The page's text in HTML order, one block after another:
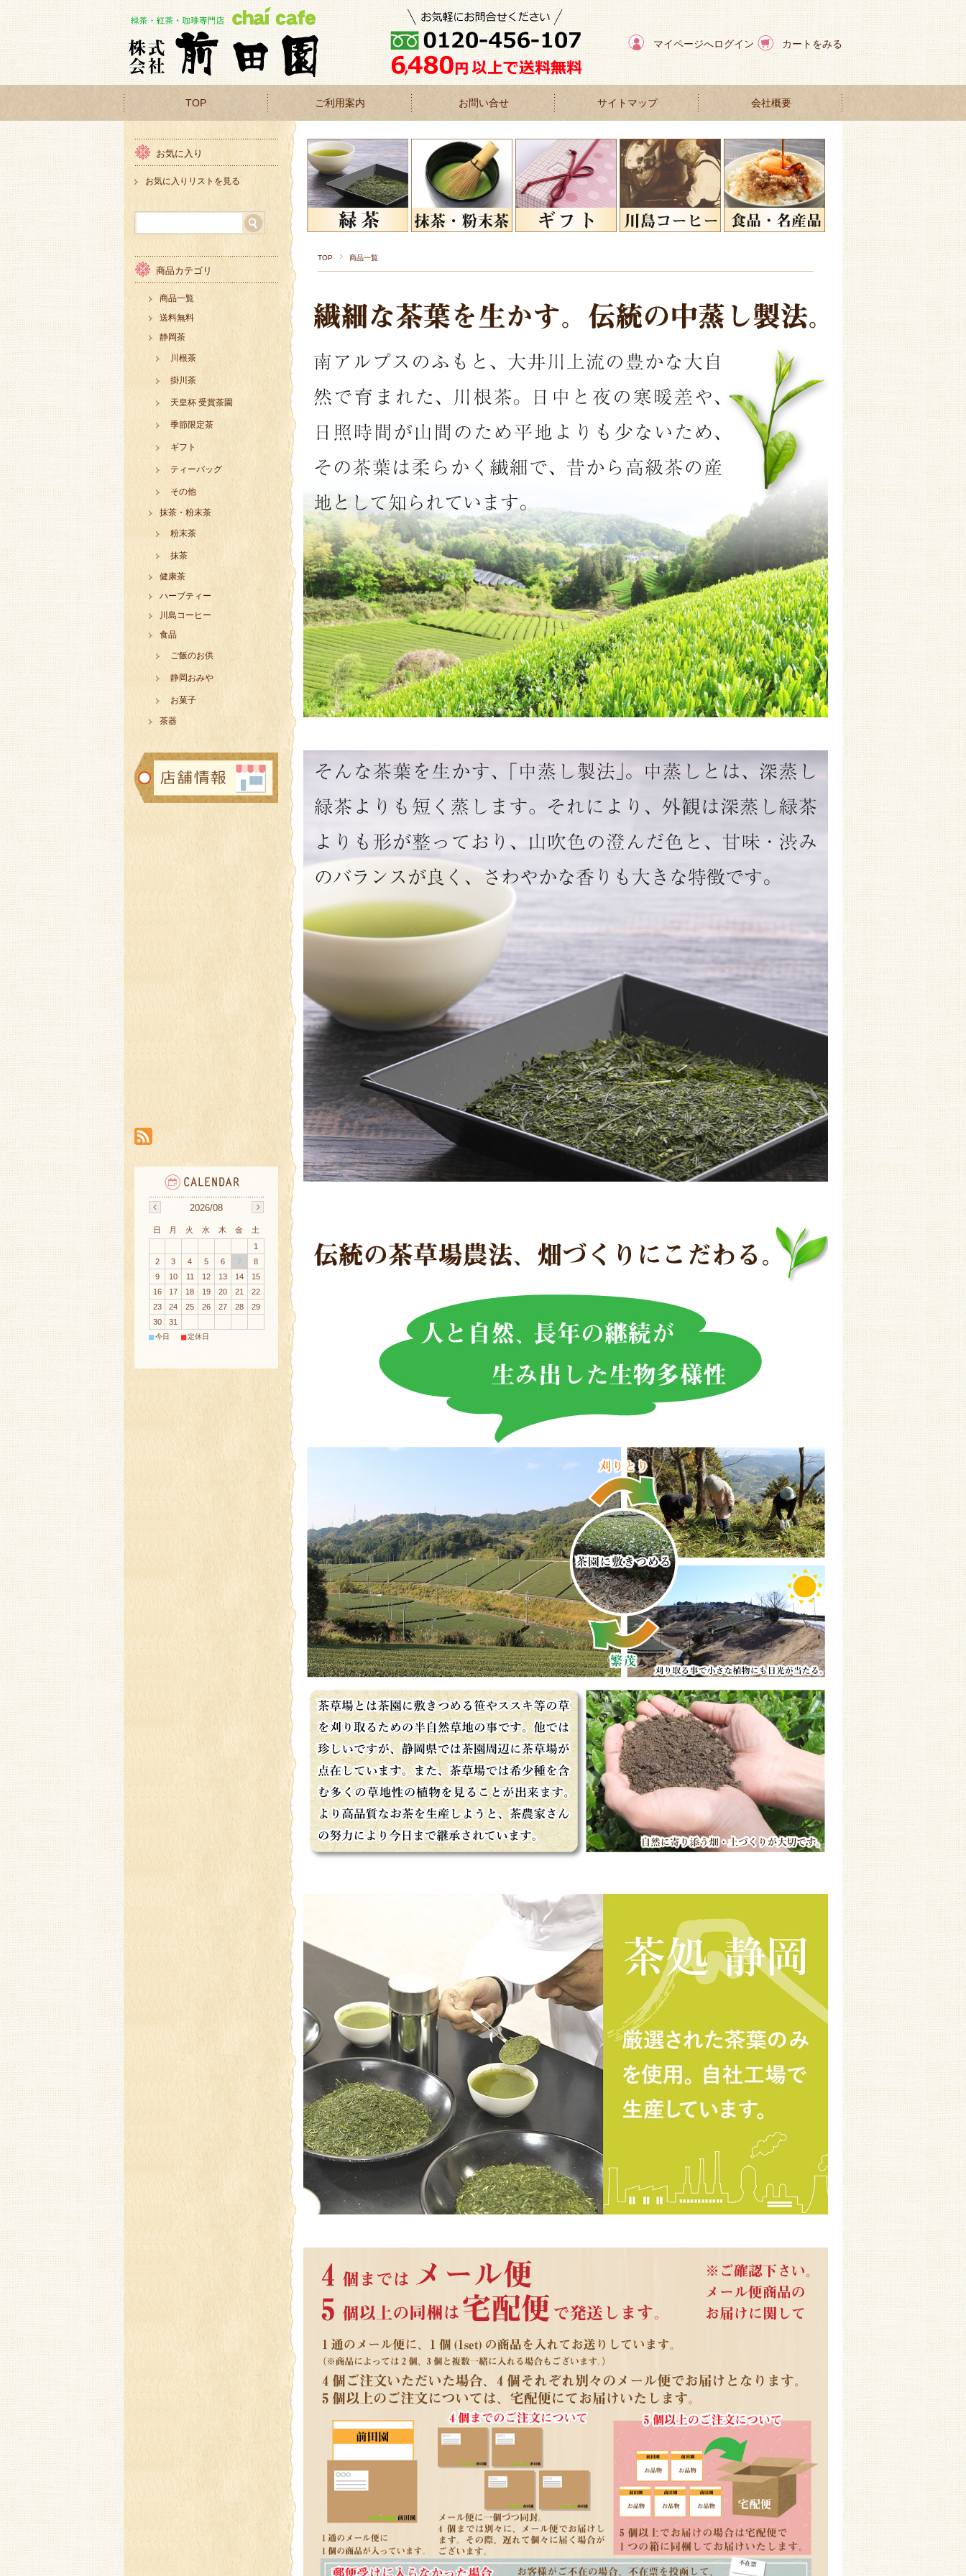
マイページへログイン カートをみる
TOP ご利用案内 お問い合せ サイトマップ 会社概要
TOP 商品一覧
お気に入り
お気に入りリストを見る
商品カテゴリ
商品一覧
送料無料
静岡茶
川根茶
掛川茶
天皇杯 受賞茶園
季節限定茶
ギフト
ティーバッグ
その他
抹茶・粉末茶
粉末茶
抹茶
健康茶
ハーブティー
川島コーヒー
食品
ご飯のお供
静岡おみや
お菓子
茶器
2026/08
日 月 火 水 木 金
土
1
2
3 4 5 6 7
8
9
10 11 12 13 14
15
16
17 18 19 20 21
22
23
24 25 26 27 28
29
30
31
■今日 ■定休日